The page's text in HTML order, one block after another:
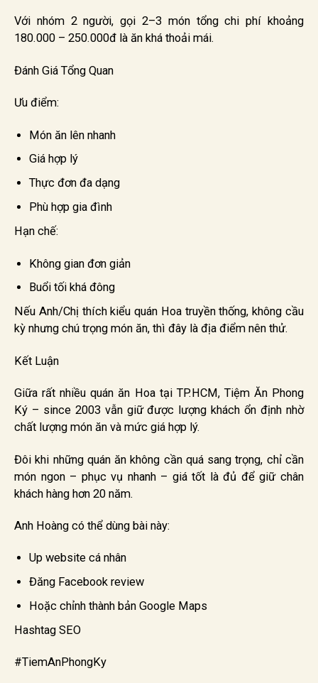
Với nhóm 2 người, gọi 2–3 món tổng chi phí khoảng
180.000 – 250.000đ là ăn khá thoải mái.
Đánh Giá Tổng Quan
Ưu điểm:
Món ăn lên nhanh
Giá hợp lý
Thực đơn đa dạng
Phù hợp gia đình
Hạn chế:
Không gian đơn giản
Buổi tối khá đông
Nếu Anh/Chị thích kiểu quán Hoa truyền thống, không cầu
kỳ nhưng chú trọng món ăn, thì đây là địa điểm nên thử.
Kết Luận
Giữa rất nhiều quán ăn Hoa tại TP.HCM, Tiệm Ăn Phong
Ký – since 2003 vẫn giữ được lượng khách ổn định nhờ
chất lượng món ăn và mức giá hợp lý.
Đôi khi những quán ăn không cần quá sang trọng, chỉ cần
món ngon – phục vụ nhanh – giá tốt là đủ để giữ chân
khách hàng hơn 20 năm.
Anh Hoàng có thể dùng bài này:
Up website cá nhân
Đăng Facebook review
Hoặc chỉnh thành bản Google Maps
Hashtag SEO
#TiemAnPhongKy